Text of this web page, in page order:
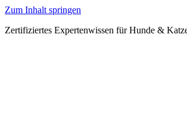
Zum Inhalt springen
Zertifiziertes Expertenwissen für Hunde &